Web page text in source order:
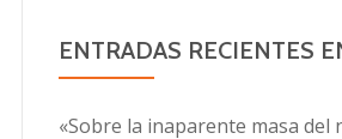
ENTRADAS RECIENTES
«Sobre la inaparente masa del